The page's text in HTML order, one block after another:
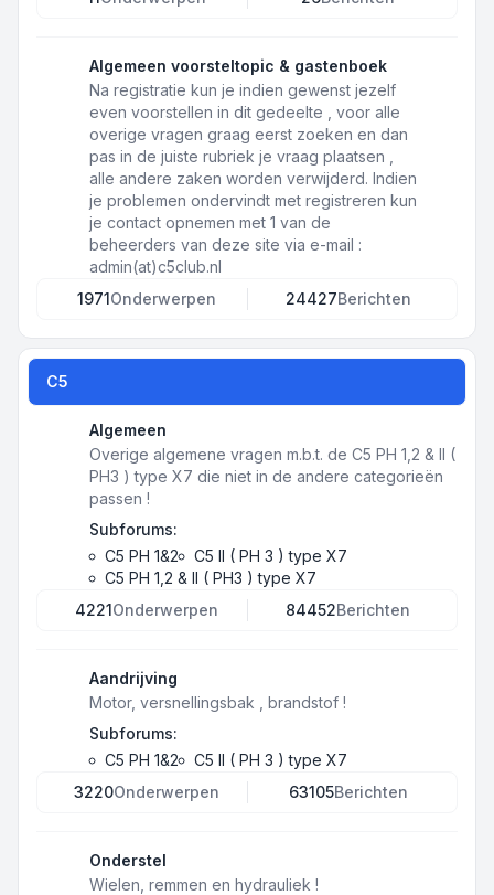
Algemeen voorsteltopic & gastenboek
Na registratie kun je indien gewenst jezelf
even voorstellen in dit gedeelte , voor alle
overige vragen graag eerst zoeken en dan
pas in de juiste rubriek je vraag plaatsen ,
alle andere zaken worden verwijderd. Indien
je problemen ondervindt met registreren kun
je contact opnemen met 1 van de
beheerders van deze site via e-mail :
admin(at)c5club.nl
1971Onderwerpen 24427Berichten
C5
Algemeen
Overige algemene vragen m.b.t. de C5 PH 1,2 & II (
PH3 ) type X7 die niet in de andere categorieën
passen !
Subforums:
C5 PH 1&2
C5 II ( PH 3 ) type X7
C5 PH 1,2 & II ( PH3 ) type X7
4221Onderwerpen 84452Berichten
Aandrijving
Motor, versnellingsbak , brandstof !
Subforums:
C5 PH 1&2
C5 II ( PH 3 ) type X7
3220Onderwerpen 63105Berichten
Onderstel
Wielen, remmen en hydrauliek !